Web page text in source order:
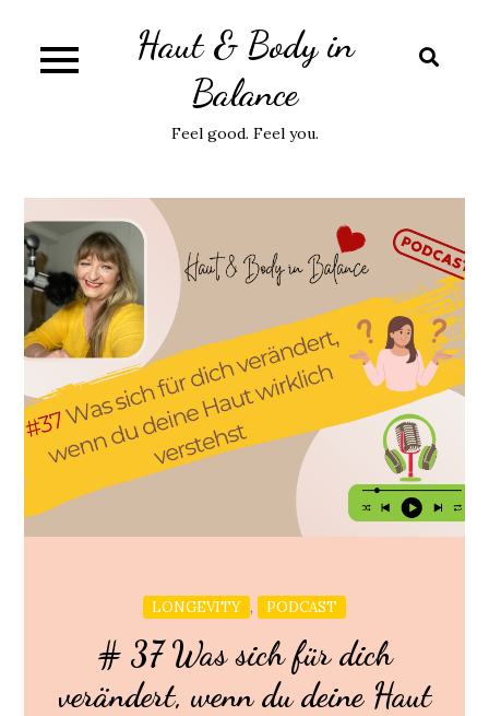
content
Haut & Body in
Balance
Feel good. Feel you.
LONGEVITY , PODCAST
# 37 Was sich für dich
verändert, wenn du deine Haut